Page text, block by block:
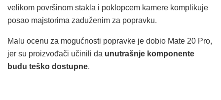
velikom površinom stakla i poklopcem kamere komplikuje
posao majstorima zaduženim za popravku.
Malu ocenu za mogućnosti popravke je dobio Mate 20 Pro,
jer su proizvođači učinili da unutrašnje komponente
budu teško dostupne.